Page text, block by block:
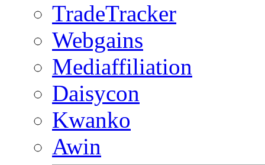
TradeTracker
Webgains
Mediaffiliation
Daisycon
Kwanko
Awin